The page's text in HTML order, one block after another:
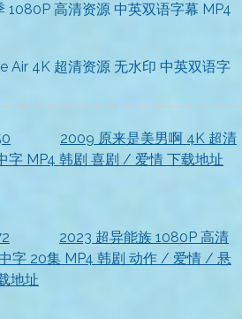
1080P 高清资源 中英双语字幕 MP4
Air 4K 超清资源 无水印 中英双语字
2009 原来是美男啊 4K 超清
字 MP4 韩剧 喜剧 / 爱情 下载地址
2023 超异能族 1080P 高清
字 20集 MP4 韩剧 动作 / 爱情 / 悬
地址